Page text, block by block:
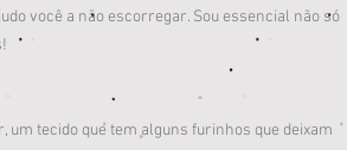
você a não escorregar. Sou essencial não só
um tecido que tem alguns furinhos que deixam